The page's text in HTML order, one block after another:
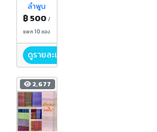
ลำพูน
฿ 500/
แพค 10 ซอง
ดูรายละเอียด
2,677